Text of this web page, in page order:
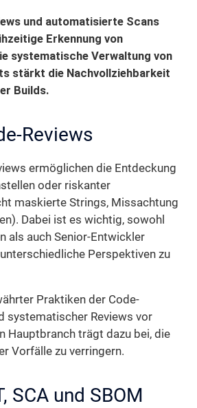
und automatisierte Scans
Erkennung von
systematische Verwaltung von
stärkt die Nachvollziehbarkeit
Builds.
Reviews
ermöglichen die Entdeckung
oder riskanter
maskierte Strings, Missachtung
Dabei ist es wichtig, sowohl
als auch Senior-Entwickler
Perspektiven zu
Praktiken der Code-
systematischer Reviews vor
Hauptbranch trägt dazu bei, die
Vorfälle zu verringern.
SCA und SBOM